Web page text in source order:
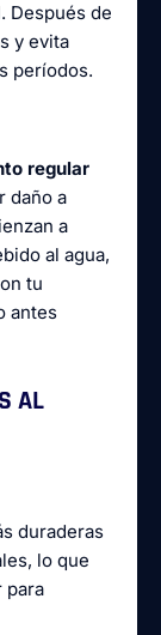
Después de
y evita
períodos.
regular
daño a
a
al agua,
tu
antes
AL
duraderas
lo que
para